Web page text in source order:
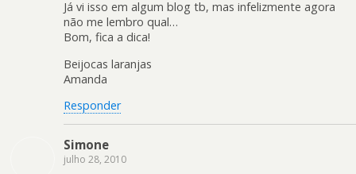
Já vi isso em algum blog tb, mas infelizmente agora
não me lembro qual…
Bom, fica a dica!
Beijocas laranjas
Amanda
Responder
Simone
julho 28, 2010